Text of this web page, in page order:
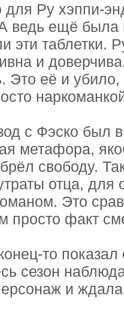
для Ру хэппи-
ведь ещё была
эти таблетки.
и
Это её и
с Фэско был
метафора,
свободу.
отца,
Это
просто факт
то показал
сезон
и